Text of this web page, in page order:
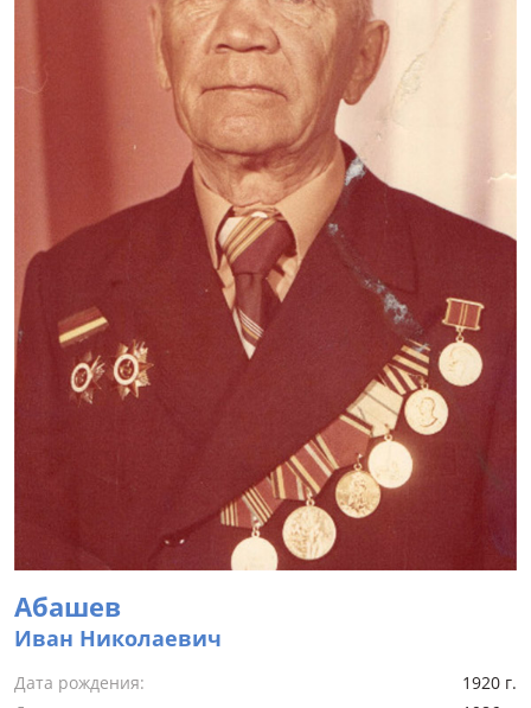
Абашев
Иван Николаевич
Дата рождения:
1920 г.